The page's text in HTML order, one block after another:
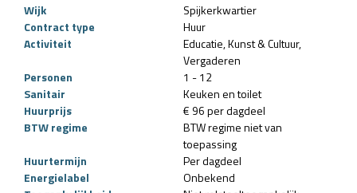
Wijk
Spijkerkwartier
Contract type
Huur
Activiteit
Educatie Kunst & Cultuur
Vergaderen
Personen
1 - 12
Sanitair
Keuken en toilet
Huurprijs
€ 96 per dagdeel
BTW regime
BTW regime niet van
toepassing
Huurtermijn
Per dagdeel
Energielabel
Onbekend